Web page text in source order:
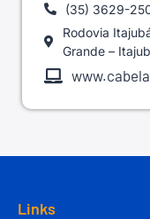
(35) 3629-
Rodovia
Grande –
Links